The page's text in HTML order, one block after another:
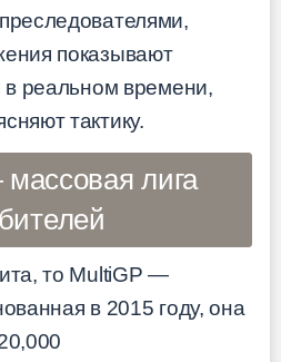
показывают
в реальном времени,
тактику.
лига
то MultiGP —
в 2015 году, она